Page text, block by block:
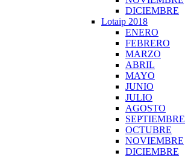
DICIEMBRE
Lotaip 2018
ENERO
FEBRERO
MARZO
ABRIL
MAYO
JUNIO
JULIO
AGOSTO
SEPTIEMBRE
OCTUBRE
NOVIEMBRE
DICIEMBRE